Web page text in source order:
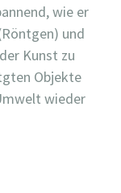
wie er
und
Kunst zu
Objekte
wieder